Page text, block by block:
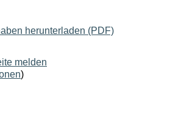
herunterladen (PDF)
melden
)